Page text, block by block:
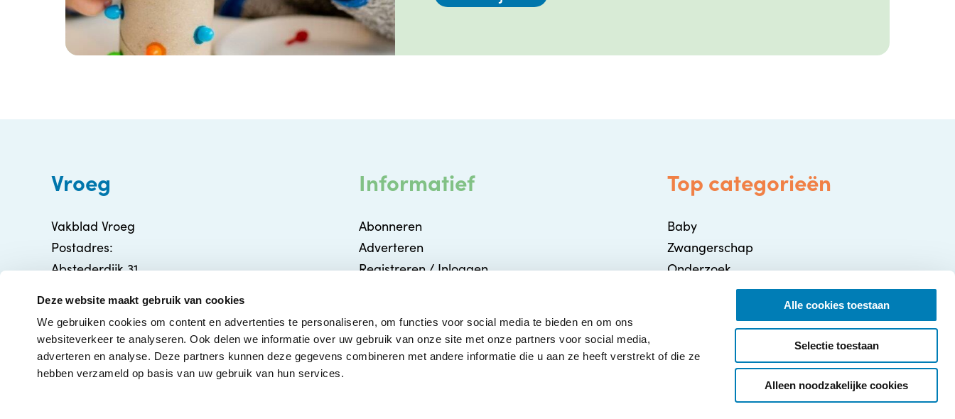
Deze website maakt gebruik van cookies
We gebruiken cookies om content en advertenties te personaliseren, om functies voor social media te bieden en om ons
websiteverkeer te analyseren. Ook delen we informatie over uw gebruik van onze site met onze partners voor social media,
adverteren en analyse. Deze partners kunnen deze gegevens combineren met andere informatie die u aan ze heeft verstrekt of die ze
hebben verzameld op basis van uw gebruik van hun services.
Alle cookies toestaan
Selectie toestaan
Alleen noodzakelijke cookies
Vroeg
Vakblad Vroeg
Postadres:
Abstederdijk 31
info@vakbladvroeg.nl
KVK: 71316426
Informatief
Abonneren
Adverteren
Registreren / Inloggen
Contact
Top categorieën
Baby
Zwangerschap
Onderzoek
Gezondheid / Ziekte
Ouderschap